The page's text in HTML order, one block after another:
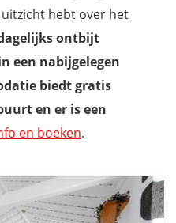
gratis reisgids!
hebt over het
ontbijt
een nabijgelegen
biedt gratis
en er is een
en boeken.